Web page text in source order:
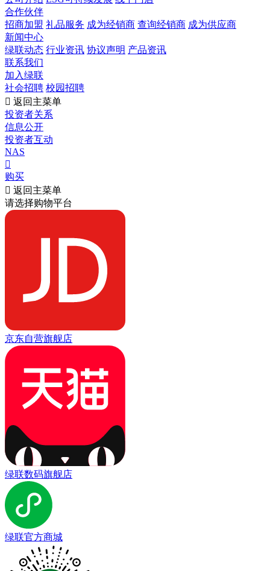
合作伙伴
招商加盟 礼品服务 成为经销商 查询经销商 成为供应商
新闻中心
绿联动态 行业资讯 协议声明 产品资讯
联系我们
加入绿联
社会招聘 校园招聘
 返回主菜单
投资者关系
信息公开
投资者互动
NAS

购买
 返回主菜单
请选择购物平台
京东自营旗舰店
绿联数码旗舰店
绿联官方商城